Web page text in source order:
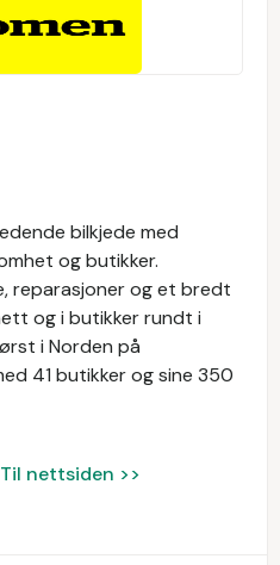
bilkjede med
og butikker.
reparasjoner og et bredt
og i butikker rundt i
i Norden på
41 butikker og sine 350
Til nettsiden >>